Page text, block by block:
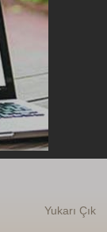
Yukarı Çık